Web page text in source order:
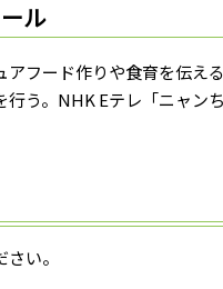
ル
フード作りや食育を伝え
う。NHK Eテレ「ニャ
い。